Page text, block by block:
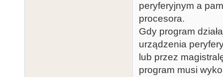
peryferyjnym a
procesora.
Gdy program
urządzenia
lub przez
program musi